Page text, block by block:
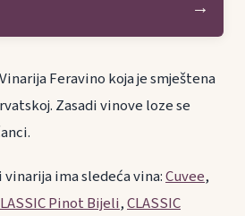
→
Feravino koja je smještena
Zasadi vinove loze se
ima sledeća vina:Cuvee,
Pinot Bijeli,CLASSIC